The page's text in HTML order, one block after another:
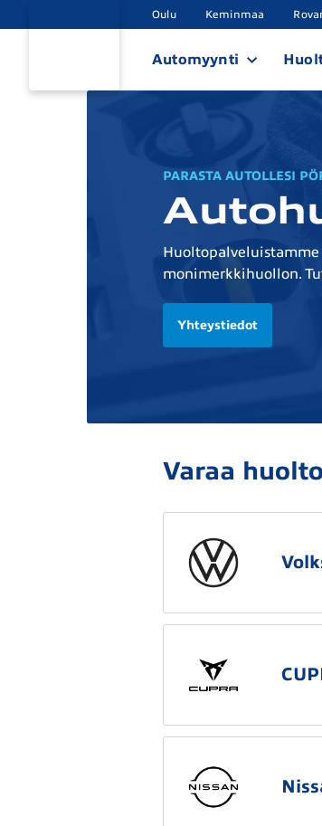
Oulu Keminmaa
Automyynti
PARASTA AUTOLLESI
monimerkkihuollon.
Yhteystiedot
Varaa